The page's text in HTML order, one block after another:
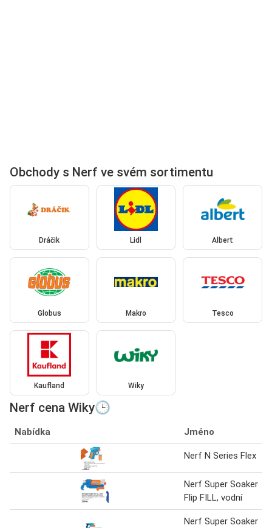
Obchody s Nerf ve svém sortimentu
Dráčik Lidl Albert
Globus Makro Tesco
Kaufland Wiky
Nerf cena Wiky🕒
Nabídka Jméno
Nerf N Series Flex
Nerf Super Soaker
Flip FILL, vodní
Nerf Super Soaker